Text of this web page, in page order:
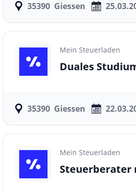
35390 Giessen
Mein Steuerladen
Duales
35390 Giessen
Mein Steuerladen